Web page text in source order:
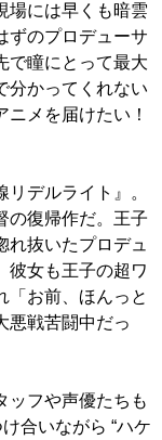
場には早くも暗雲
ずのプロデューサ
で瞳にとって最大
分かってくれない
メを届けたい！
デルライト』。
の復帰作だ。王子
れ抜いたプロデュ
女も王子の超ワ
「お前、ほんっと
悪戦苦闘中だっ
フや声優たちも
合いながら “ハケ